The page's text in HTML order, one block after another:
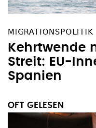
Kehrtwende
Streit: EU-
Spanien
OFT GELESEN